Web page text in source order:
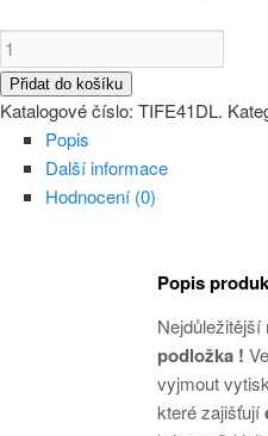
Přidat do košíku
Katalogové číslo: TIFE41DL.
Popis
Další informace
Hodnocení (0)
Popis
Nejdůležitější
podložka !
vyjmout
které zajišťují